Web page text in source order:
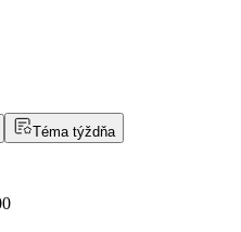
Téma týždňa